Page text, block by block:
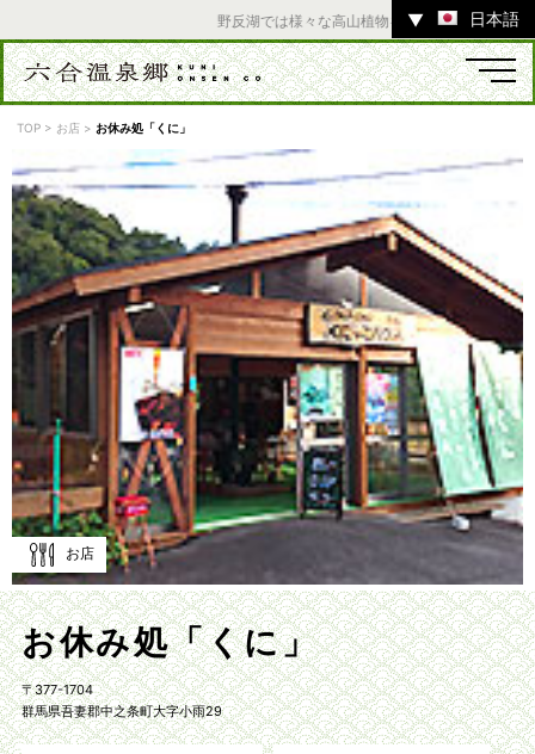
野反湖では様々な高山植物をお楽しみいただけ
▼ 日本語
温泉 スポット
体験 イベント ツアー
中之条町その他のエリア
TOP > お店 > お休み処「くに」
お店
お休み処「くに」
〒377-1704
群馬県吾妻郡中之条町大字小雨29